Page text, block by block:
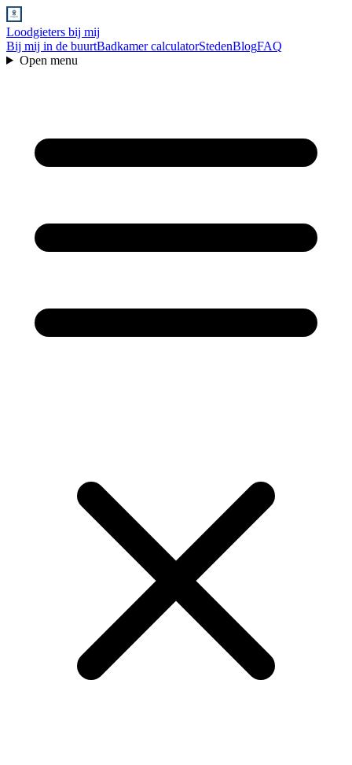
Loodgieters bij mij
Bij mij in de buurtBadkamer calculatorStedenBlogFAQ
Open menu